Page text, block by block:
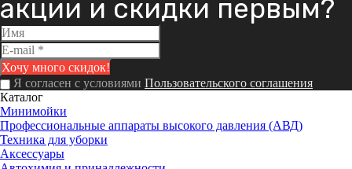
акции и скидки первым?
Я согласен с условиями Пользовательского соглашения
Каталог
Минимойки
Профессиональные аппараты высокого давления (АВД)
Техника для уборки
Аксессуары